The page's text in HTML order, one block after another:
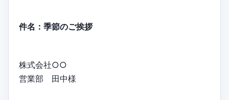
件名：季節のご挨拶
株式会社○○
営業部 田中様